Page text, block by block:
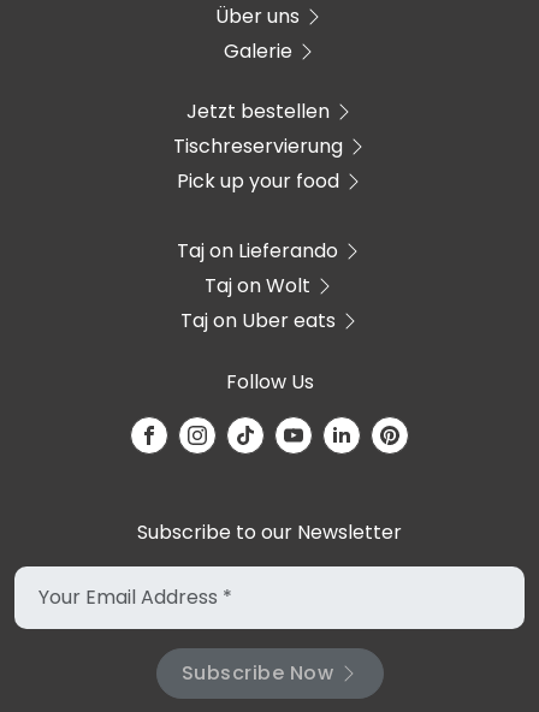
Über uns
Galerie
Jetzt bestellen
Tischreservierung
Pick up your food
Taj on Lieferando
Taj on Wolt
Taj on Uber eats
Follow Us
Subscribe to our Newsletter
Subscribe Now